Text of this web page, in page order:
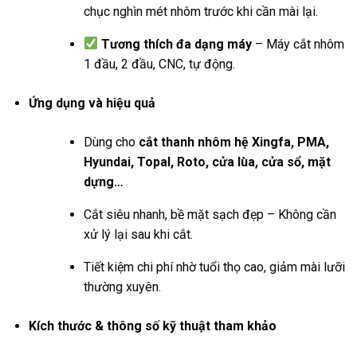
chục nghìn mét nhôm trước khi cần mài lại.
Tương thích đa dạng máy– Máy cắt nhôm
1 đầu, 2 đầu, CNC, tự động.
Ứng dụng và hiệu quả
Dùng cho cắt thanh nhôm hệ Xingfa, PMA,
Hyundai, Topal, Roto, cửa lùa, cửa sổ, mặt
dựng…
Cắt siêu nhanh, bề mặt sạch đẹp – Không cần
xử lý lại sau khi cắt.
Tiết kiệm chi phí nhờ tuổi thọ cao, giảm mài lưỡi
thường xuyên.
Kích thước & thông số kỹ thuật tham khảo